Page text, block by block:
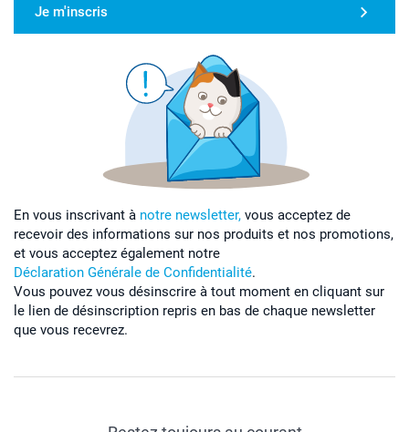
Je m'inscris
En vous inscrivant à notre newsletter, vous acceptez de
recevoir des informations sur nos produits et nos promotions,
et vous acceptez également notre
Déclaration Générale de Confidentialité.
Vous pouvez vous désinscrire à tout moment en cliquant sur
le lien de désinscription repris en bas de chaque newsletter
que vous recevrez.